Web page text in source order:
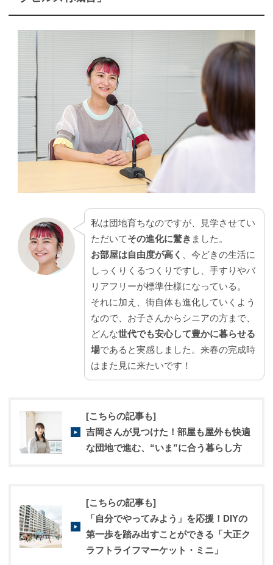
私は団地育ちなのですが、見学させてい
ただいてその進化に驚き ました。
お部屋は自由度が高く 、今どきの生活に
しっくりくるつくりですし、手すりやバ
リアフリーが標準仕様になっている。
それに加え、街自体も進化していくよう
なので、お子さんからシニアの方まで、
どんな世代でも安心して豊かに暮らせる
場であると実感しました。来春の完成時
はまた見に来たいです！
[こちらの記事も]
吉岡さんが見つけた！部屋も屋外も快適
な団地で進む、“いま”に合う暮らし方
[こちらの記事も]
「自分でやってみよう」を応援！DIYの
第一歩を踏み出すことができる「大正ク
ラフトライフマーケット・ミニ」